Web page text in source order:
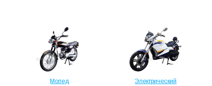
Мопед
Электрический